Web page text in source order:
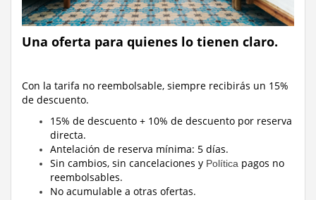
Una oferta para quienes lo tienen claro.
Con la tarifa no reembolsable, siempre recibirás un 15%
de descuento.
15% de descuento + 10% de descuento por reserva
directa.
Antelación de reserva mínima: 5 días.
Sin cambios, sin cancelaciones y Política pagos no
reembolsables.
No acumulable a otras ofertas.